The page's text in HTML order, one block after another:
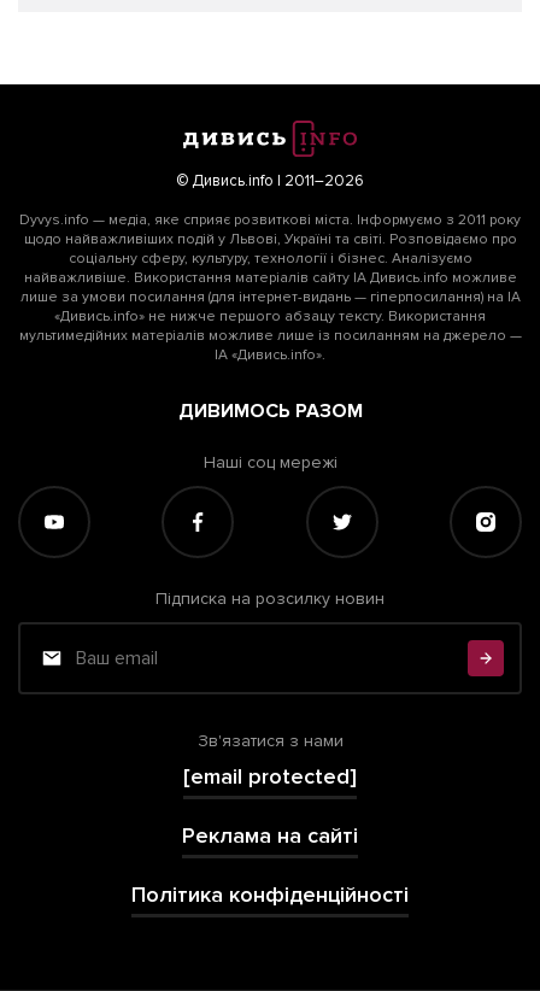
© Дивись.info | 2011–2026
Dyvys.info — медіа, яке сприяє розвиткові міста. Інформуємо з 2011 року
щодо найважливіших подій у Львові, Україні та світі. Розповідаємо про
соціальну сферу, культуру, технології і бізнес. Аналізуємо
найважливіше. Використання матеріалів сайту ІА Дивись.info можливе
лише за умови посилання (для інтернет-видань — гіперпосилання) на ІА
«Дивись.info» не нижче першого абзацу тексту. Використання
мультимедійних матеріалів можливе лише із посиланням на джерело —
ІА «Дивись.info».
ДИВИМОСЬ РАЗОМ
Наші соц мережі
Підписка на розсилку новин
Зв'язатися з нами
[email protected]
Реклама на сайті
Політика конфіденційності